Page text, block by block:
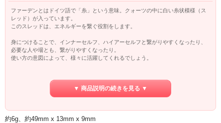
ファーデンとはドイツ語で「糸」という意味。クォーツの中に白い糸状模様（ス
レッド）が入っています。
このスレッドは、エネルギーを繋ぐ役割をします。
身につけることで、インナーセルフ、ハイアーセルフと繋がりやすくなったり、
必要な人や場とも、繋がりやすくなったり。
使い方の意図によって、様々に活躍してくれるでしょう。
絆を深めるということに力を発揮してくれるとも言われています。
またファーデンは、過去に負った心の傷を癒してくれるとも言われています。
▼ 商品説明の続きを見る ▼
約6g、約49mm x 13mm x 9mm